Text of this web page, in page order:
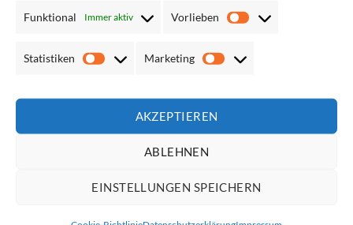
Funktional Immer aktiv Vorlieben
Vorlieben
Statistiken
Statistiken
Marketing
Marketing
AKZEPTIEREN
ABLEHNEN
EINSTELLUNGEN SPEICHERN
führenden Herstellern wie Korntex, Easymesh und
ÜBER UNS
Westen mir zwei oder vier Streifen, Kennzeichnungswesten